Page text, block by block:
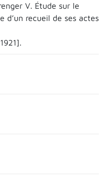
V. Étude sur le
d’un recueil de ses actes